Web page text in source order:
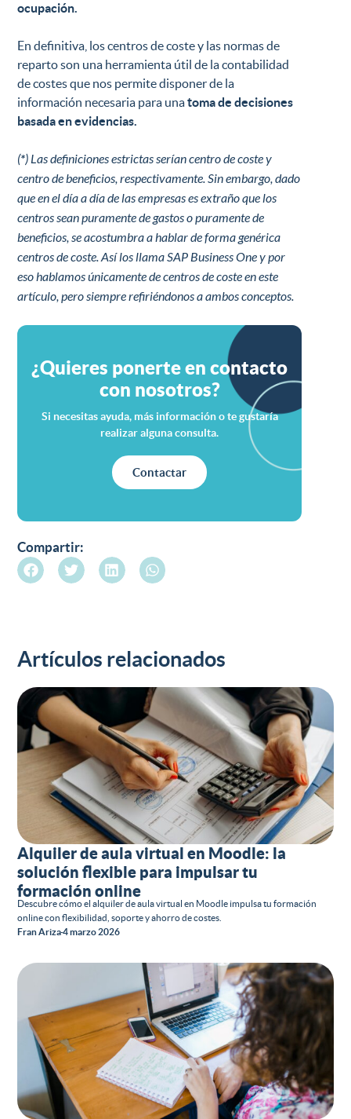
Compartir:
ocupación.
En definitiva, los centros de coste y las normas de
reparto son una herramienta útil de la contabilidad
de costes que nos permite disponer de la
información necesaria para unatoma de decisiones
basada en evidencias.
(*) Las definiciones estrictas serían centro de coste y
centro de beneficios, respectivamente. Sin embargo, dado
que en el día a día de las empresas es extraño que los
centros sean puramente de gastos o puramente de
beneficios, se acostumbra a hablar de forma genérica
centros de coste. Así los llama SAP Business One y por
eso hablamos únicamente de centros de coste en este
artículo, pero siempre refiriéndonos a ambos conceptos.
¿Quieres ponerte en contacto
con nosotros?
Si necesitas ayuda, más información o te gustaría
realizar alguna consulta.
Contactar
Artículos relacionados
Alquiler de aula virtual en Moodle: la
solución flexible para impulsar tu
formación online
Descubre cómo el alquiler de aula virtual en Moodle impulsa tu formación
online con flexibilidad, soporte y ahorro de costes.
Fran Ariza4 marzo 2026